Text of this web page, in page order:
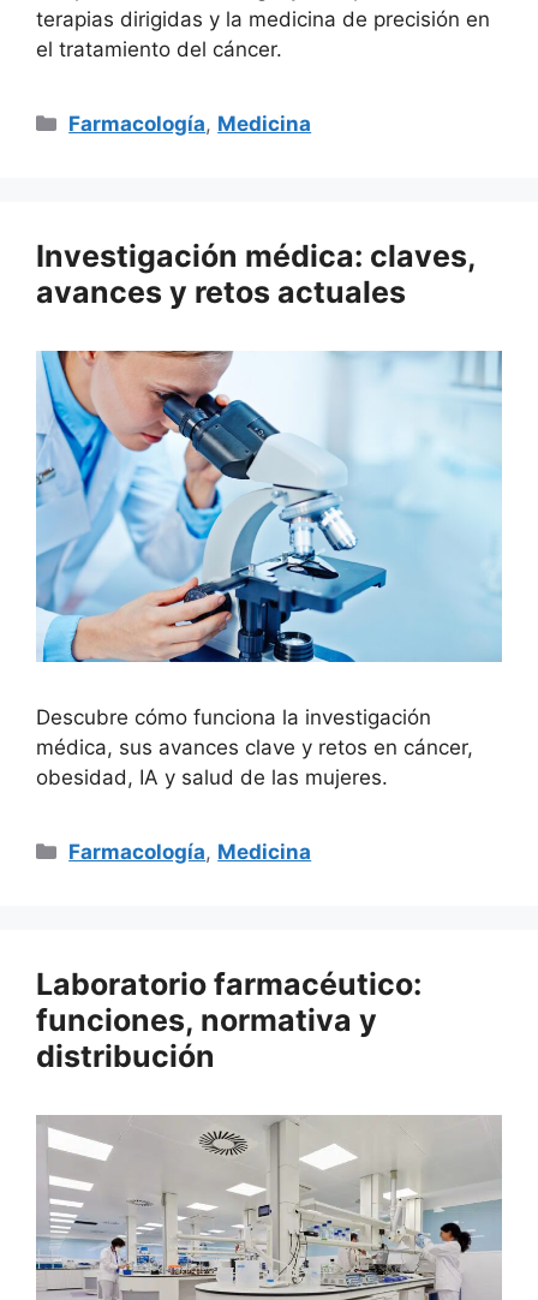
terapias dirigidas y la medicina de precisión en
el tratamiento del cáncer.
Categorías
Farmacología, Medicina
Investigación médica: claves,
avances y retos actuales
Descubre cómo funciona la investigación
médica, sus avances clave y retos en cáncer,
obesidad, IA y salud de las mujeres.
Categorías
Farmacología, Medicina
Laboratorio farmacéutico:
funciones, normativa y
distribución